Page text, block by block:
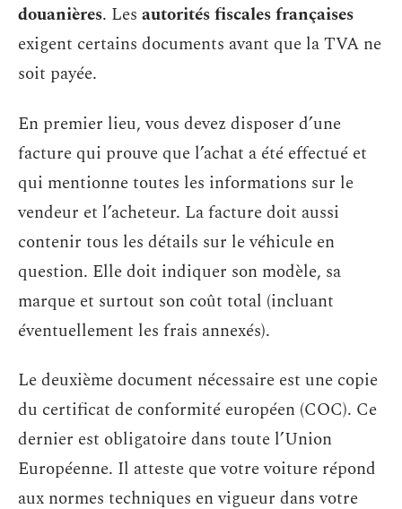
douanières. Les autorités fiscales françaises
exigent certains documents avant que la TVA ne
soit payée.
En premier lieu, vous devez disposer d’une
facture qui prouve que l’achat a été effectué et
qui mentionne toutes les informations sur le
vendeur et l’acheteur. La facture doit aussi
contenir tous les détails sur le véhicule en
question. Elle doit indiquer son modèle, sa
marque et surtout son coût total (incluant
éventuellement les frais annexés).
Le deuxième document nécessaire est une copie
du certificat de conformité européen (COC). Ce
dernier est obligatoire dans toute l’Union
Européenne. Il atteste que votre voiture répond
aux normes techniques en vigueur dans votre